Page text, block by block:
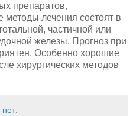
пре­паратов,
методы лечения состоят в
частичной или
железы. Прогноз при
Особенно хорошие
хирургических методов